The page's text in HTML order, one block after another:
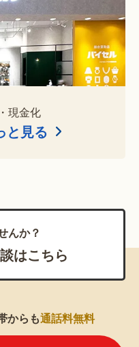
現金化
と見る
んか？
はこちら
からも通話料無料